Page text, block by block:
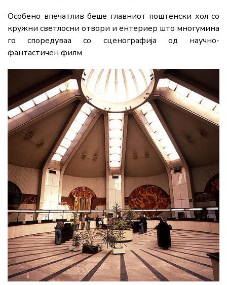
Особено впечатлив беше главниот поштенски хол со
кружни светлосни отвори и ентериер што многумина
го споредуваа со сценографија од научно-
фантастичен филм.